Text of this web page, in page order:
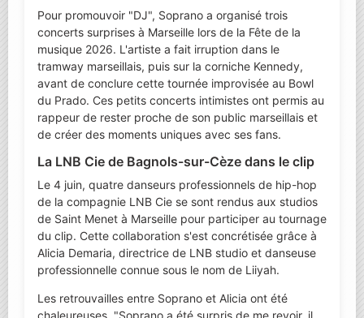
Pour promouvoir "DJ", Soprano a organisé trois
concerts surprises à Marseille lors de la Fête de la
musique 2026. L'artiste a fait irruption dans le
tramway marseillais, puis sur la corniche Kennedy,
avant de conclure cette tournée improvisée au Bowl
du Prado. Ces petits concerts intimistes ont permis au
rappeur de rester proche de son public marseillais et
de créer des moments uniques avec ses fans.
La LNB Cie de Bagnols-sur-Cèze dans le clip
Le 4 juin, quatre danseurs professionnels de hip-hop
de la compagnie LNB Cie se sont rendus aux studios
de Saint Menet à Marseille pour participer au tournage
du clip. Cette collaboration s'est concrétisée grâce à
Alicia Demaria, directrice de LNB studio et danseuse
professionnelle connue sous le nom de Liiyah.
Les retrouvailles entre Soprano et Alicia ont été